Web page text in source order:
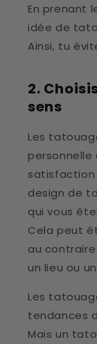
En prenant
idée de
Ainsi, tu
2.
sens
Les
satisfaction
design de
qui vous
Cela peut
au
un lieu ou
Les
tendances
Mais un